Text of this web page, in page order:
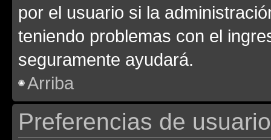
por el usuario si la
teniendo problemas con el
seguramente ayudará.
Arriba
Preferencias de